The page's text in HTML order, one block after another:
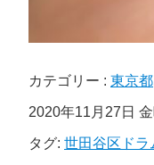
カテゴリー : 東京都
2020年11月27日 金
タグ: 世田谷区ドラ